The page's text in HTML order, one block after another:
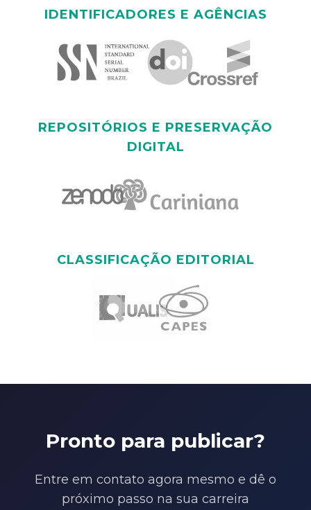
IDENTIFICADORES E AGÊNCIAS
REPOSITÓRIOS E PRESERVAÇÃO
DIGITAL
CLASSIFICAÇÃO EDITORIAL
Pronto para publicar?
Entre em contato agora mesmo e dê o
próximo passo na sua carreira